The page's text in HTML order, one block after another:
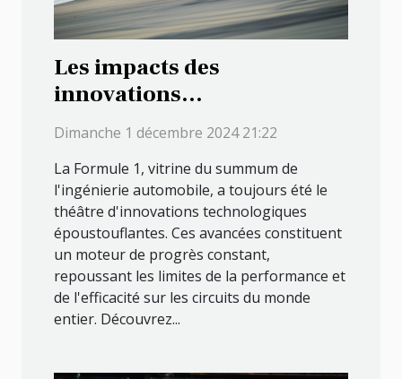
Les impacts des
innovations
technologiques sur les
performances en Formule 1
Dimanche 1 décembre 2024 21:22
La Formule 1, vitrine du summum de
l'ingénierie automobile, a toujours été le
théâtre d'innovations technologiques
époustouflantes. Ces avancées constituent
un moteur de progrès constant,
repoussant les limites de la performance et
de l'efficacité sur les circuits du monde
entier. Découvrez...